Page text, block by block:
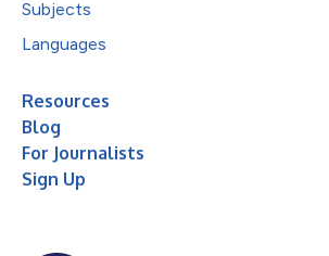
Subjects
Languages
Resources
Blog
For Journalists
Sign Up